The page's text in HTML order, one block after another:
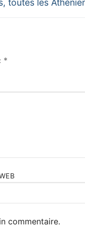
toutes les
*
commentaire.